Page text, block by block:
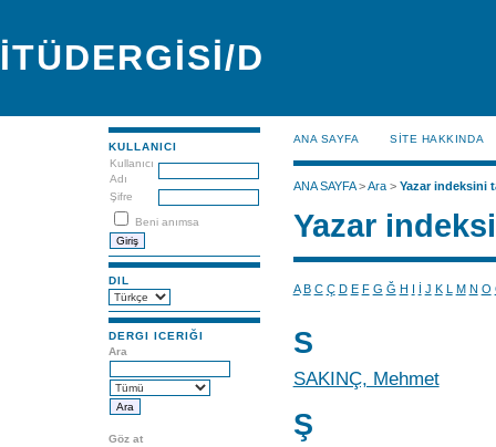
İTÜDERGİSİ/D
KULLANICI
Kullanıcı
Adı
Şifre
Beni anımsa
DIL
DERGI ICERIĞI
Ara
Göz at
ANA SAYFA SİTE HAKKINDA
ANA SAYFA>Ara> Yazar indeksini
Yazar
A B C Ç D E F G Ğ H I İ J K L M N O
S
SAKINÇ, Mehmet
Ş